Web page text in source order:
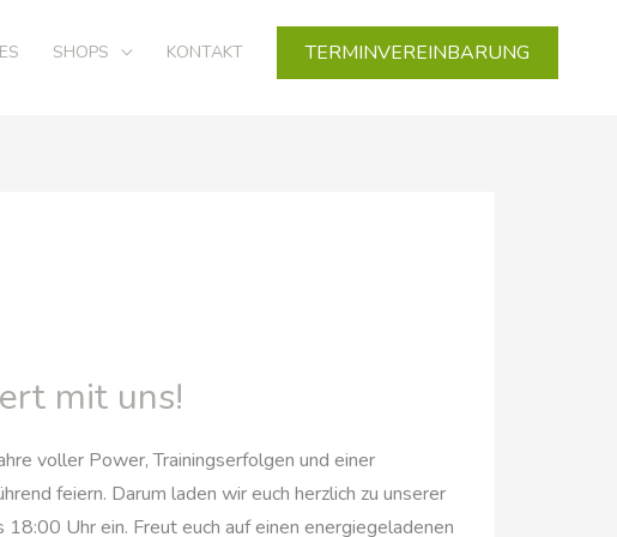
SHOPS KONTAKT TERMINVEREINBARUNG
mit uns!
voller Power, Trainingserfolgen und einer
feiern. Darum laden wir euch herzlich zu unserer
Uhr ein. Freut euch auf einen energiegeladenen